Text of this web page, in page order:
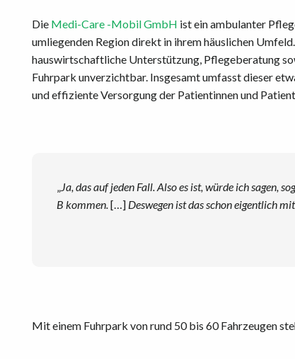
Die Medi-Care -Mobil GmbH ist ein ambulanter
umliegenden Region direkt in ihrem häuslichen
hauswirtschaftliche Unterstützung, Pflegeberatung
Fuhrpark unverzichtbar. Insgesamt umfasst dieser
und effiziente Versorgung der Patientinnen und
Ja, das auf jeden Fall. Also es ist, würde ich
B kommen. […] Deswegen ist das schon eigentlich
Mit einem Fuhrpark von rund 50 bis 60 Fahrzeugen